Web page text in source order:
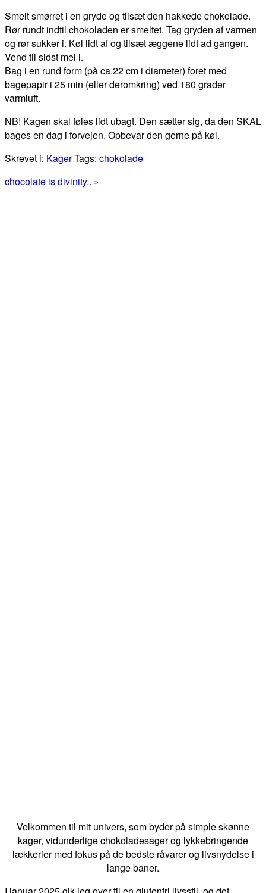
Smelt smørret i en gryde og tilsæt den hakkede chokolade.
Rør rundt indtil chokoladen er smeltet. Tag gryden af varmen
og rør sukker i. Køl lidt af og tilsæt æggene lidt ad gangen.
Vend til sidst mel i.
Bag i en rund form (på ca.22 cm i diameter) foret med
bagepapir i 25 min (eller deromkring) ved 180 grader
varmluft.
NB! Kagen skal føles lidt ubagt. Den sætter sig, da den SKAL
bages en dag i forvejen. Opbevar den gerne på køl.
Skrevet i: KagerTags: chokolade
Next
chocolate is divinity.. »
Velkommen til mit univers, som byder på simple skønne
kager, vidunderlige chokoladesager og lykkebringende
lækkerier med fokus på de bedste råvarer og livsnydelse i
lange baner.